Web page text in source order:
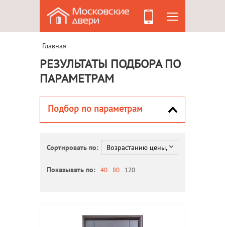
Главная
РЕЗУЛЬТАТЫ ПОДБОРА ПО
ПАРАМЕТРАМ
Подбор по параметрам
Сортировать по:
Показывать по: 40 80 120